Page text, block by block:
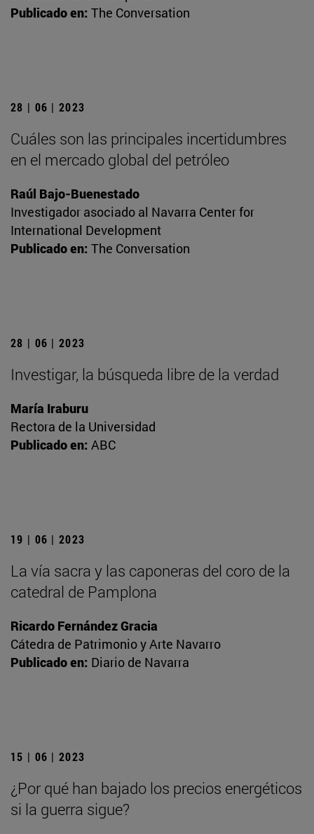
Publicado en: The Conversation
28 | 06 | 2023
Cuáles son las principales incertidumbres
en el mercado global del petróleo
Raúl Bajo-Buenestado
Investigador asociado al Navarra Center for
International Development
Publicado en: The Conversation
28 | 06 | 2023
Investigar, la búsqueda libre de la verdad
María Iraburu
Rectora de la Universidad
Publicado en: ABC
19 | 06 | 2023
La vía sacra y las caponeras del coro de la
catedral de Pamplona
Ricardo Fernández Gracia
Cátedra de Patrimonio y Arte Navarro
Publicado en: Diario de Navarra
15 | 06 | 2023
¿Por qué han bajado los precios energéticos
si la guerra sigue?